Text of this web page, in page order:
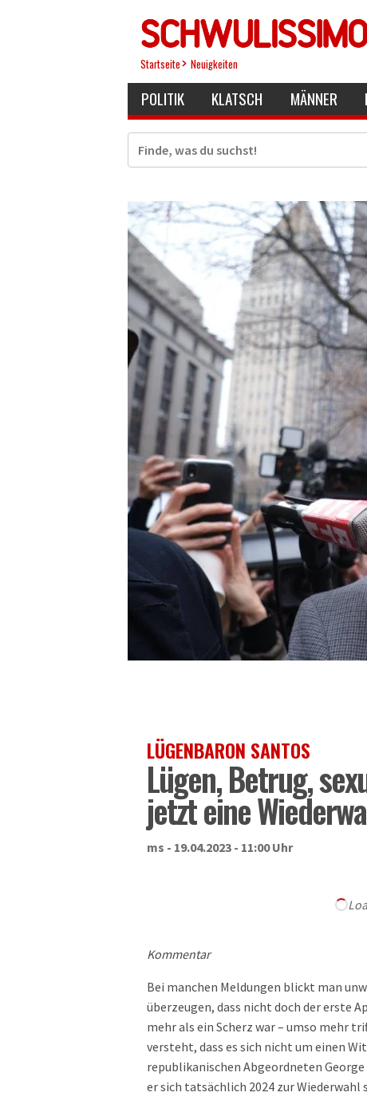
Startseite Neuigkeiten
POLITIK KLATSCH MÄNNER
Suche
LÜGENBARON SANTOS
Lügen, Betrug,
jetzt eine
ms - 19.04.2023 - 11:00 Uhr
Kommentar
Bei manchen Meldungen blickt man
überzeugen, dass nicht doch der erste
mehr als ein Scherz war – umso mehr
versteht, dass es sich nicht um einen
republikanischen Abgeordneten George
er sich tatsächlich 2024 zur Wiederwahl